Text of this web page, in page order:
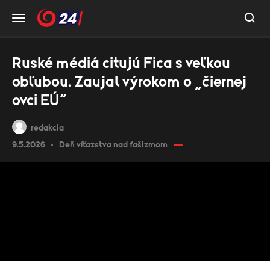
redakcia
9.5.2026
Deň víťazstva nad fašizmom
Ruské médiá citujú Fica s veľkou
obľubou. Zaujal výrokom o „čiernej
ovci EÚ“